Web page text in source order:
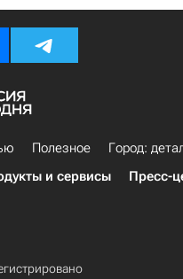
Полезное
Город:
и сервисы Пресс-